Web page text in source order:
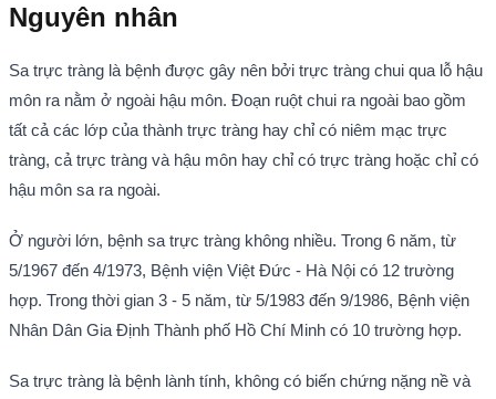
Nguyên nhân
Sa trực tràng là bệnh được gây nên bởi trực tràng chui qua lỗ hậu
môn ra nằm ở ngoài hậu môn. Đoạn ruột chui ra ngoài bao gồm
tất cả các lớp của thành trực tràng hay chỉ có niêm mạc trực
tràng, cả trực tràng và hậu môn hay chỉ có trực tràng hoặc chỉ có
hậu môn sa ra ngoài.
Ở người lớn, bệnh sa trực tràng không nhiều. Trong 6 năm, từ
5/1967 đến 4/1973, Bệnh viện Việt Đức - Hà Nội có 12 trường
hợp. Trong thời gian 3 - 5 năm, từ 5/1983 đến 9/1986, Bệnh viện
Nhân Dân Gia Định Thành phố Hồ Chí Minh có 10 trường hợp.
Sa trực tràng là bệnh lành tính, không có biến chứng nặng nề và